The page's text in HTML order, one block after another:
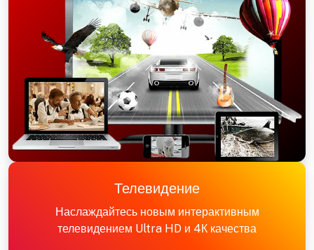
Телевидение
Наслаждайтесь новым интерактивным
телевидением Ultra HD и 4К качества